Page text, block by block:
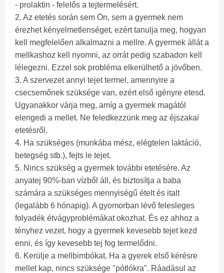
- prolaktin - felelős a tejtermelésért.
2. Az etetés során sem Ön, sem a gyermek nem
érezhet kényelmetlenséget, ezért tanulja meg, hogyan
kell megfelelően alkalmazni a mellre. A gyermek állát a
mellkashoz kell nyomni, az orrát pedig szabadon kell
lélegezni. Ezzel sok probléma elkerülhető a jövőben.
3. A szervezet annyi tejet termel, amennyire a
csecsemőnek szüksége van, ezért első igényre etesd.
Ugyanakkor várja meg, amíg a gyermek magától
elengedi a mellet. Ne feledkezzünk meg az éjszakai
etetésről.
4. Ha szükséges (munkába mész, elégtelen laktáció,
betegség stb.), fejts le tejet.
5. Nincs szükség a gyermek további etetésére. Az
anyatej 90%-ban vízből áll, és biztosítja a baba
számára a szükséges mennyiségű ételt és italt
(legalább 6 hónapig). A gyomorban lévő felesleges
folyadék étvágyproblémákat okozhat. És ez ahhoz a
tényhez vezet, hogy a gyermek kevesebb tejet kezd
enni, és így kevesebb tej fog termelődni.
6. Kerülje a mellbimbókat. Ha a gyerek első kérésre
mellet kap, nincs szüksége "pótlókra". Ráadásul az